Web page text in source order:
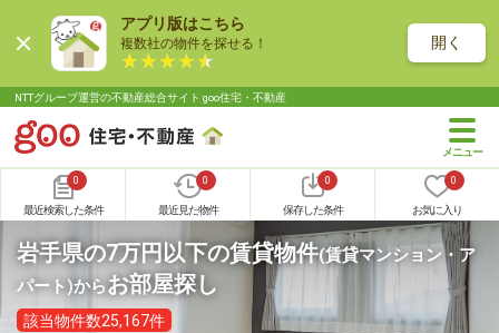
アプリ版はこちら
複数社の物件を探せる！ 開く
NTTグループ運営の不動産総合サイト goo住宅・不動産
0
最近検索した条件
0
最近見た物件
0
保存した条件
0
お気に入り
岩手県の7万円以下の賃貸物件(賃貸マンション・ア
パート)からお部屋探し
該当物件数25,167件